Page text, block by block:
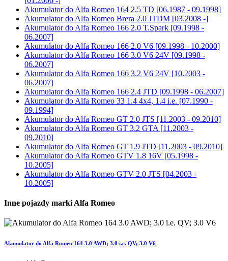
Akumulator do Alfa Romeo 164 2.5 TD [06.1987 - 09.1998]
Akumulator do Alfa Romeo Brera 2.0 JTDM [03.2008 -]
Akumulator do Alfa Romeo 166 2.0 T.Spark [09.1998 -
06.2007]
Akumulator do Alfa Romeo 166 2.0 V6 [09.1998 - 10.2000]
Akumulator do Alfa Romeo 166 3.0 V6 24V [09.1998 -
06.2007]
Akumulator do Alfa Romeo 166 3.2 V6 24V [10.2003 -
06.2007]
Akumulator do Alfa Romeo 166 2.4 JTD [09.1998 - 06.2007]
Akumulator do Alfa Romeo 33 1.4 4x4, 1.4 i.e. [07.1990 -
09.1994]
Akumulator do Alfa Romeo GT 2.0 JTS [11.2003 - 09.2010]
Akumulator do Alfa Romeo GT 3.2 GTA [11.2003 -
09.2010]
Akumulator do Alfa Romeo GT 1.9 JTD [11.2003 - 09.2010]
Akumulator do Alfa Romeo GTV 1.8 16V [05.1998 -
10.2005]
Akumulator do Alfa Romeo GTV 2.0 JTS [04.2003 -
10.2005]
Inne pojazdy marki Alfa Romeo
Akumulator do Alfa Romeo 164 3.0 AWD; 3.0 i.e. QV; 3.0 V6